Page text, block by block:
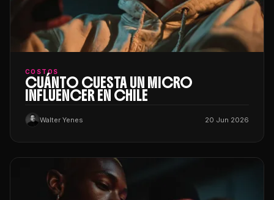
COSTOS
CUÁNTO CUESTA UN MICRO
INFLUENCER EN CHILE
Walter Yenes 20 Jun 2026